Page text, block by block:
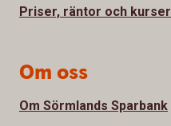
Priser, räntor och kurser
Om oss
Om Sörmlands Sparbank